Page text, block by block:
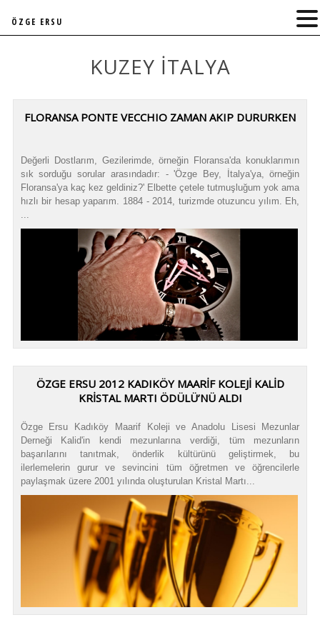
KUZEY ITALYA
FLORANSA PONTE VECCHIO ZAMAN AKIP DURURKEN
Değerli Dostlarım, Gezilerimde, örneğin Floransa'da konuklarımın
sık sorduğu sorular arasındadır: - 'Özge Bey, İtalya'ya, örneğin
Floransa'ya kaç kez geldiniz?' Elbette çetele tutmuşluğum yok ama
hızlı bir hesap yaparım. 1884 - 2014, turizmde otuzuncu yılım. Eh,
...
ÖZGE ERSU 2012 KADIKÖY MAARİF KOLEJİ KALİD
KRİSTAL MARTI ÖDÜLÜ’NÜ ALDI
Özge Ersu Kadıköy Maarif Koleji ve Anadolu Lisesi Mezunlar
Derneği Kalid'in kendi mezunlarına verdiği, tüm mezunların
başarılarını tanıtmak, önderlik kültürünü geliştirmek, bu
ilerlemelerin gurur ve sevincini tüm öğretmen ve öğrencilerle
paylaşmak üzere 2001 yılında oluşturulan Kristal Martı...
ÖZGE ERSU